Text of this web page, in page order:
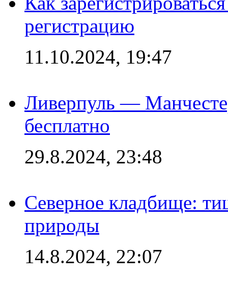
регистрацию
11.10.2024, 19:47
Ливерпуль —
бесплатно
29.8.2024, 23:48
Северное кладбище:
природы
14.8.2024, 22:07